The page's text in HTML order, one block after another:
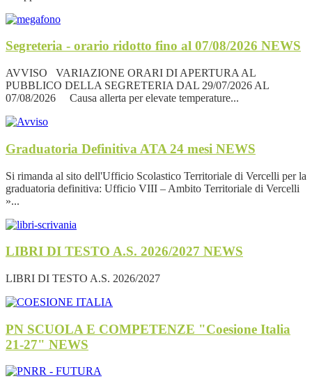
Segreteria - orario ridotto fino al 07/08/2026 NEWS
AVVISO VARIAZIONE ORARI DI APERTURA AL
PUBBLICO DELLA SEGRETERIA DAL 29/07/2026 AL
07/08/2026 Causa allerta per elevate temperature...
Graduatoria Definitiva ATA 24 mesi NEWS
Si rimanda al sito dell'Ufficio Scolastico Territoriale di Vercelli per la
graduatoria definitiva: Ufficio VIII – Ambito Territoriale di Vercelli
»...
LIBRI DI TESTO A.S. 2026/2027 NEWS
LIBRI DI TESTO A.S. 2026/2027
PN SCUOLA E COMPETENZE "Coesione Italia
21-27" NEWS